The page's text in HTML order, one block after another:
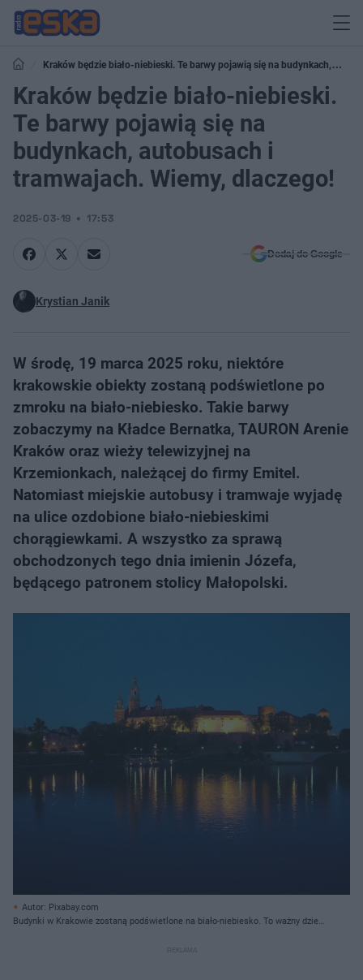
Kraków będzie biało-niebieski. Te barwy pojawią się na budynkach,
autobusach i tramwajach. Wiemy, dlaczego!
Kraków będzie biało-niebieski.
Te barwy pojawią się na
budynkach, autobusach i
tramwajach. Wiemy, dlaczego!
2025-03-19 17:53
Dodaj do Google
Krystian Janik
W środę, 19 marca 2025 roku, niektóre
krakowskie obiekty zostaną podświetlone po
zmroku na biało-niebiesko. Takie barwy
zobaczymy na Kładce Bernatka, TAURON Arenie
Kraków oraz wieży telewizyjnej na
Krzemionkach, należącej do firmy Emitel.
Natomiast miejskie autobusy i tramwaje wyjadę
na ulice ozdobione biało-niebieskimi
chorągiewkami. A wszystko za sprawą
obchodzonych tego dnia imienin Józefa,
będącego patronem stolicy Małopolski.
Autor: Pixabay.com
Budynki w Krakowie zostaną podświetlone na biało-niebiesko. To ważny dzień